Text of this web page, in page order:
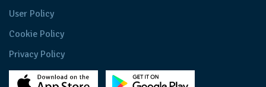
User Policy
Cookie Policy
Privacy Policy